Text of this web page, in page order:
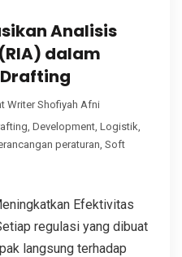
Analisis
dalam
Writer Shofiyah Afni
Development Logistik
peraturan Soft
Efektivitas
regulasi yang dibuat
langsung terhadap